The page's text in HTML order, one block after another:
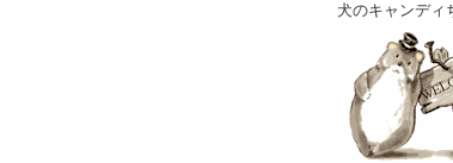
犬のキャンディ